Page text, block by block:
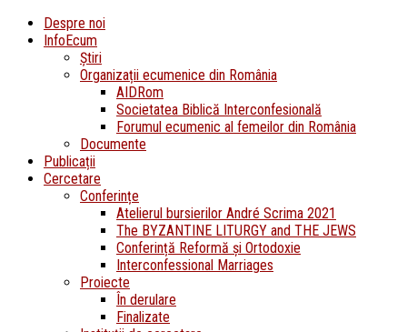
Despre noi
InfoEcum
Știri
Organizații ecumenice din România
AIDRom
Societatea Biblică Interconfesională
Forumul ecumenic al femeilor din România
Documente
Publicații
Cercetare
Conferințe
Atelierul bursierilor André Scrima 2021
The BYZANTINE LITURGY and THE JEWS
Conferință Reformă și Ortodoxie
Interconfessional Marriages
Proiecte
În derulare
Finalizate